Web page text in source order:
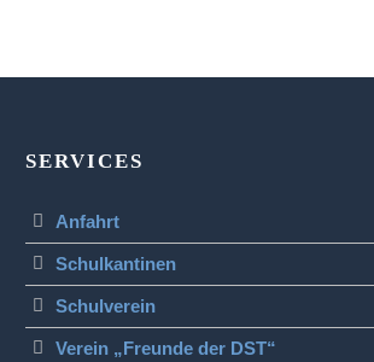
SERVICES
Anfahrt
Schulkantinen
Schulverein
Verein „Freunde der DST“